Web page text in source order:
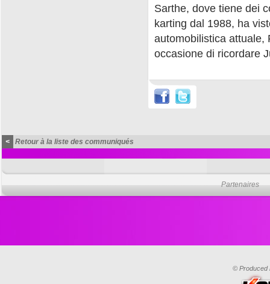
Sarthe, dove tiene dei
karting dal 1988, ha
automobilistica attuale,
occasione di ricordare
< Retour à la liste des communiqués
Partenaires
© Produced